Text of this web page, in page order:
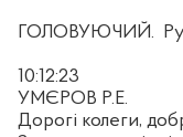
ГОЛОВУЮЧИЙ.
10:12:23
УМЄРОВ Р.Е.
Дорогі колеги,